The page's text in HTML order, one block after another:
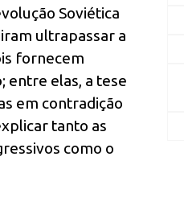
Soviética
ultrapassar a
fornecem
entre elas, a tese
em contradição
tanto as
como o